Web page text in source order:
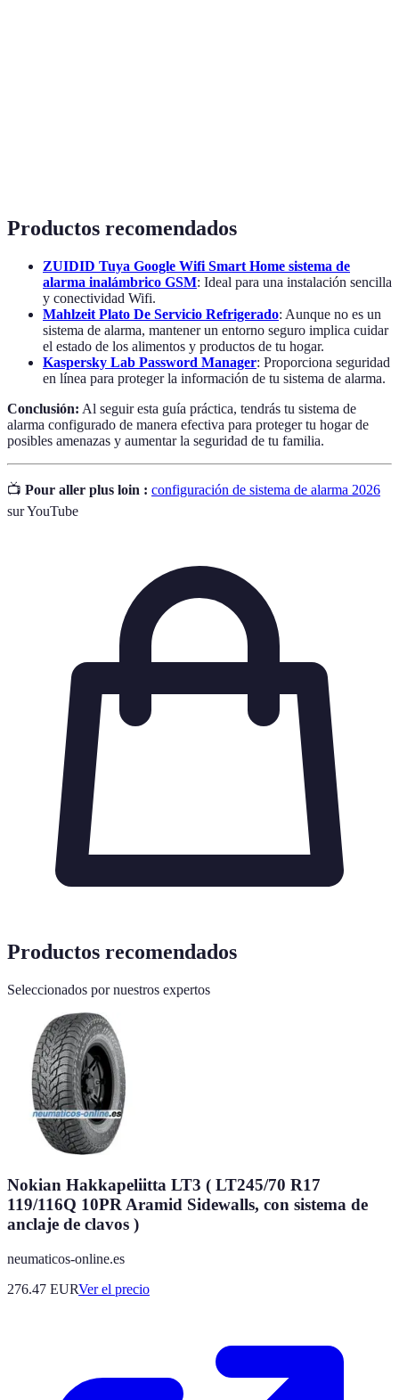
Productos recomendados
ZUIDID Tuya Google Wifi Smart Home sistema de
alarma inalámbrico GSM: Ideal para una instalación sencilla
y conectividad Wifi.
Mahlzeit Plato De Servicio Refrigerado: Aunque no es un
sistema de alarma, mantener un entorno seguro implica cuidar
el estado de los alimentos y productos de tu hogar.
Kaspersky Lab Password Manager: Proporciona seguridad
en línea para proteger la información de tu sistema de alarma.
Conclusión: Al seguir esta guía práctica, tendrás tu sistema de
alarma configurado de manera efectiva para proteger tu hogar de
posibles amenazas y aumentar la seguridad de tu familia.
📺 Pour aller plus loin : configuración de sistema de alarma 2026
sur YouTube
Productos recomendados
Seleccionados por nuestros expertos
Nokian Hakkapeliitta LT3 ( LT245/70 R17
119/116Q 10PR Aramid Sidewalls, con sistema de
anclaje de clavos )
neumaticos-online.es
276.47 EURVer el precio